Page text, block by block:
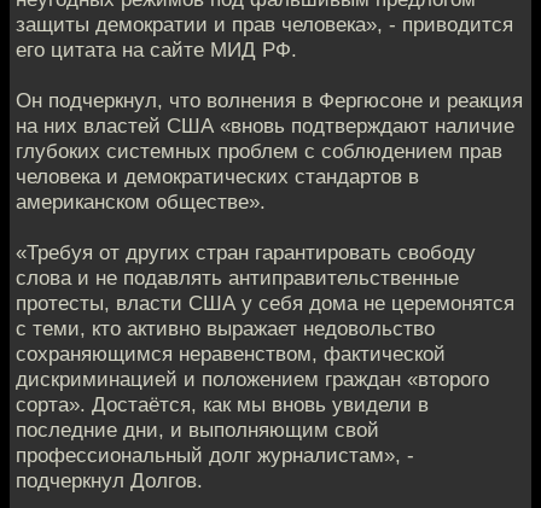
защиты демократии и прав человека», - приводится
его цитата на сайте МИД РФ.
Он подчеркнул, что волнения в Фергюсоне и реакция
на них властей США «вновь подтверждают наличие
глубоких системных проблем с соблюдением прав
человека и демократических стандартов в
американском обществе».
«Требуя от других стран гарантировать свободу
слова и не подавлять антиправительственные
протесты, власти США у себя дома не церемонятся
с теми, кто активно выражает недовольство
сохраняющимся неравенством, фактической
дискриминацией и положением граждан «второго
сорта». Достаётся, как мы вновь увидели в
последние дни, и выполняющим свой
профессиональный долг журналистам», -
подчеркнул Долгов.